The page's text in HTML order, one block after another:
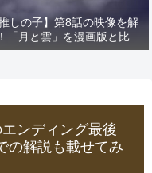
推しの子】第8話の映像を解
「月と雲」を漫画版と比較
ばMEMの憧れが見える！
ンディング最後
の解説も載せてみ